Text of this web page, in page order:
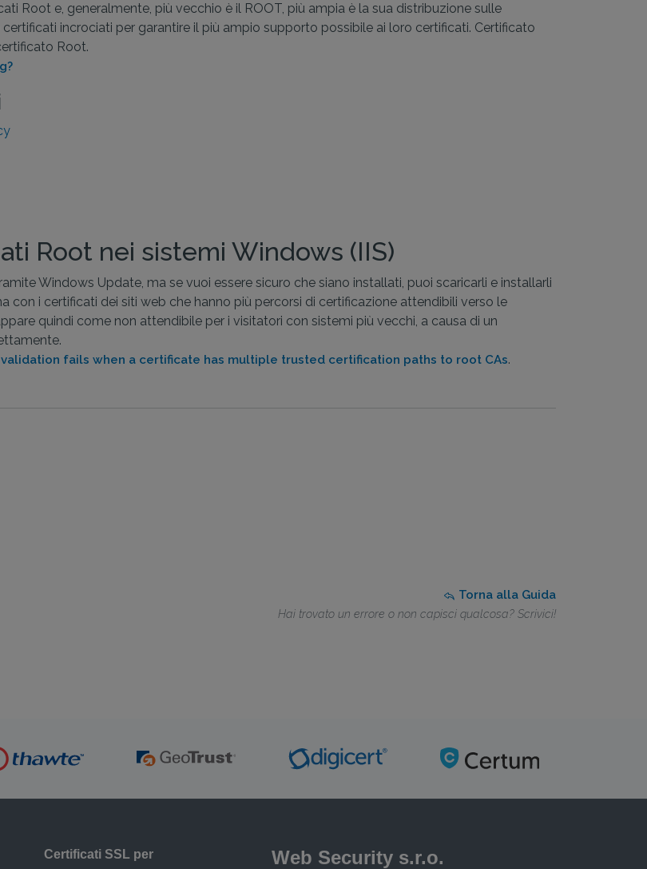
Root e, generalmente, più vecchio è il ROOT, più ampia è la sua distribuzione sulle
incrociati per garantire il più ampio supporto possibile ai loro certificati. Certificato
Root.
Root nei sistemi Windows (IIS)
Windows Update, ma se vuoi essere sicuro che siano installati, puoi scaricarli e installarli
con i certificati dei siti web che hanno più percorsi di certificazione attendibili verso le
quindi come non attendibile per i visitatori con sistemi più vecchi, a causa di un
fails when a certificate has multiple trusted certification paths to root CAs.
Torna alla Guida
Hai trovato un errore o non capisci qualcosa? Scrivici!
Certificati SSL per Web Security s.r.o.